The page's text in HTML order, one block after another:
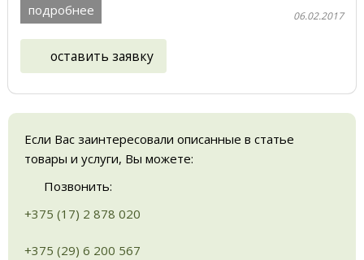
подробнее 06.02.2017
оставить заявку
Если Вас заинтересовали описанные в статье
товары и услуги, Вы можете:
Позвонить:
+375 (17) 2 878 020
+375 (29) 6 200 567